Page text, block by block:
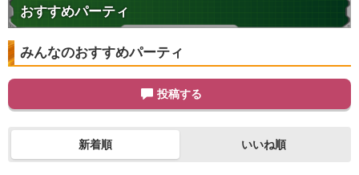
【発動リンク効果】
・気力+2
・ DEF+25%
未来からの使者
【一致するカテゴリー(
おすすめパーティ
みんなのおすすめパーティ
投稿する
新着順 いいね順